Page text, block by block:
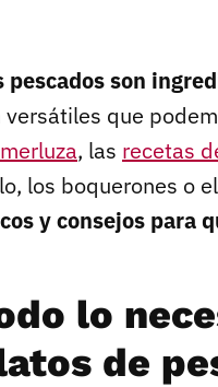
pescados son
versátiles que
, las recetas
los boquerones o
y consejos para
lo
de